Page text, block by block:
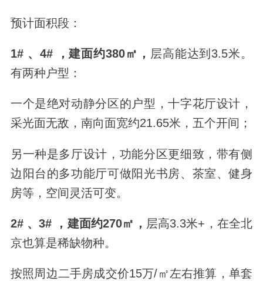
预计面积段：
1# 、4# ，建面约380㎡， 层高能达到3.5米。
有两种户型：
一个是绝对动静分区的户型，十字花厅设计，
采光面无敌，南向面宽约21.65米，五个开间；
另一种是多厅设计，功能分区更细致，带有侧
边阳台的多功能厅可做阳光书房、茶室、健身
房等，空间灵活可变。
2# 、3# ，建面约270㎡， 层高3.3米+，在全北
京也算是稀缺物种。
按照周边二手房成交价15万/㎡左右推算，单套